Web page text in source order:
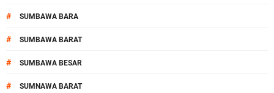
# SUMBAWA BARA
# SUMBAWA BARAT
# SUMBAWA BESAR
# SUMNAWA BARAT